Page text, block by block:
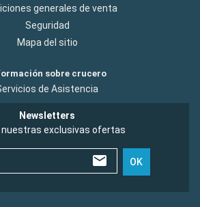
generales de venta
Seguridad
Mapa del sitio
sobre crucero
de Asistencia
Newsletters
nuestras exclusivas ofertas
OK